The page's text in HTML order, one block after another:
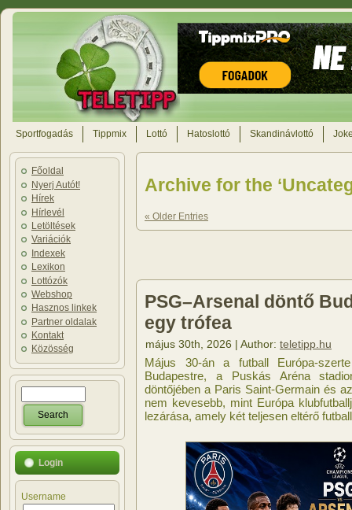
Sportfogadás Tippmix Lottó Hatoslottó Skandinávlottó
Főoldal
Nyerj Autót!
Hírek
Hírlevél
Letöltések
Variációk
Indexek
Lexikon
Lottózók
Webshop
Hasznos linkek
Partner oldalak
Kontakt
Közösség
Login
Username
Archive for the
« Older Entries
PSG–Arsenal döntő
egy trófea
május 30th, 2026 | Author: teletipp.hu
Május 30-án a futball Európa-
Budapestre, a Puskás Aréna
döntőjében a Paris Saint-Germain és
nem kevesebb, mint Európa
lezárása, amely két teljesen eltérő